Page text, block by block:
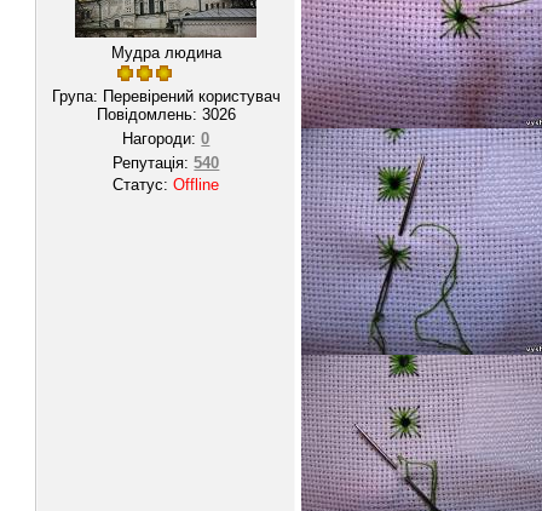
Мудра людина
Група: Перевірений користувач
Повідомлень: 3026
Нагороди:0
Репутація:540
Статус:Offline